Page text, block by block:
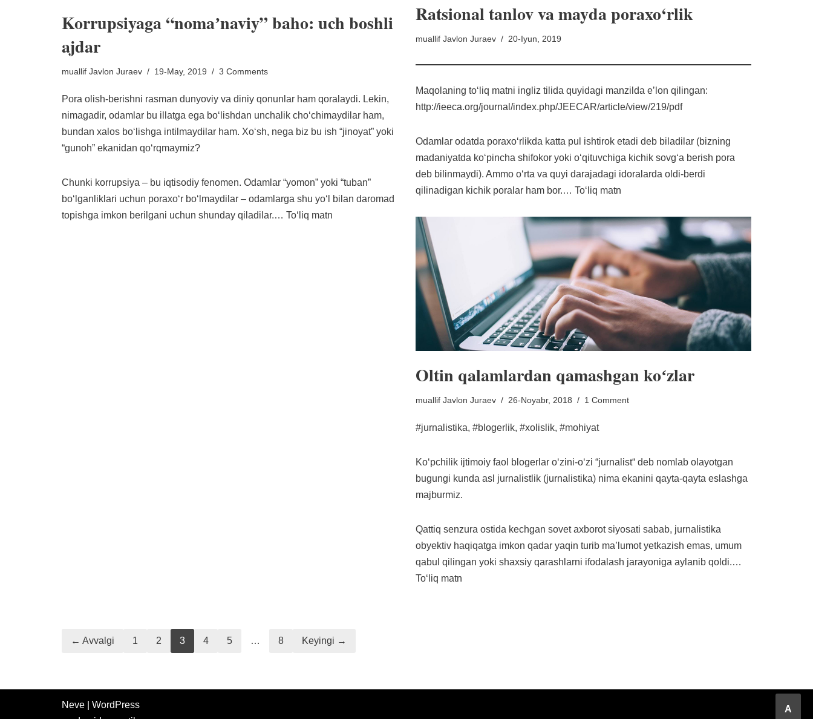
Ratsional tanlov va mayda poraxo‘rlik
muallif Javlon Juraev 20-Iyun, 2019
Maqolaning toʻliq matni ingliz tilida quyidagi manzilda eʼlon qilingan:
http://ieeca.org/journal/index.php/JEECAR/article/view/219/pdf
Odamlar odatda poraxo‘rlikda katta pul ishtirok etadi deb biladilar (bizning
madaniyatda ko‘pincha shifokor yoki o‘qituvchiga kichik sovg‘a berish pora
deb bilinmaydi). Ammo o‘rta va quyi darajadagi idoralarda oldi-berdi
qilinadigan kichik poralar ham bor.… Toʻliq matn
Korrupsiyaga “nomaʼnaviy” baho: uch boshli
ajdar
muallif Javlon Juraev 19-May, 2019 3 Comments
Pora olish-berishni rasman dunyoviy va diniy qonunlar ham qoralaydi. Lekin,
nimagadir, odamlar bu illatga ega boʻlishdan unchalik choʻchimaydilar ham,
bundan xalos boʻlishga intilmaydilar ham. Xoʻsh, nega biz bu ish “jinoyat” yoki
“gunoh” ekanidan qoʻrqmaymiz?
Chunki korrupsiya – bu iqtisodiy fenomen. Odamlar “yomon” yoki “tuban”
boʻlganliklari uchun poraxoʻr boʻlmaydilar – odamlarga shu yoʻl bilan daromad
topishga imkon berilgani uchun shunday qiladilar.… Toʻliq matn
Oltin qalamlardan qamashgan koʻzlar
muallif Javlon Juraev 26-Noyabr, 2018 1 Comment
#jurnalistika, #blogerlik, #xolislik, #mohiyat
Koʻpchilik ijtimoiy faol blogerlar oʻzini-oʻzi “jurnalist“ deb nomlab olayotgan
bugungi kunda asl jurnalistlik (jurnalistika) nima ekanini qayta-qayta eslashga
majburmiz.
Qattiq senzura ostida kechgan sovet axborot siyosati sabab, jurnalistika
obyektiv haqiqatga imkon qadar yaqin turib maʼlumot yetkazish emas, umum
qabul qilingan yoki shaxsiy qarashlarni ifodalash jarayoniga aylanib qoldi.…
Toʻliq matn
← Avvalgi 1 2 3 4 5 … 8 Keyingi →
Neve
WordPress
A